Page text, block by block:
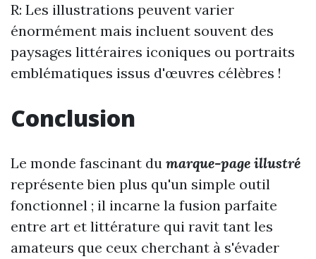
R: Les illustrations peuvent varier
énormément mais incluent souvent des
paysages littéraires iconiques ou portraits
emblématiques issus d'œuvres célèbres !
Conclusion
Le monde fascinant du marque-page illustré
représente bien plus qu'un simple outil
fonctionnel ; il incarne la fusion parfaite
entre art et littérature qui ravit tant les
amateurs que ceux cherchant à s'évader